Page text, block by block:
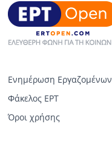
Ενημέρωση Εργαζομένων
Φάκελος ΕΡΤ
Όροι χρήσης